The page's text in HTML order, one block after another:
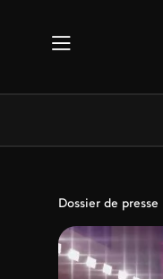
Dossier de presse